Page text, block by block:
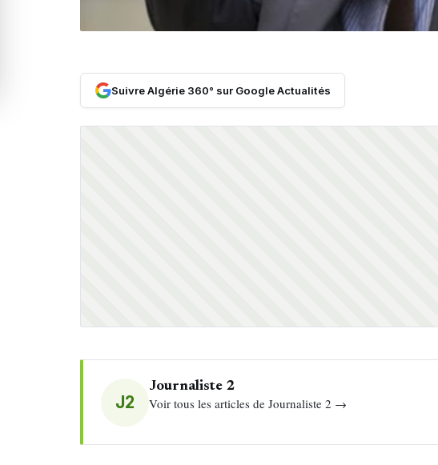
Suivre Algérie 360° sur Google Actualités
J2
Journaliste 2
Voir tous les articles de Journaliste 2 →